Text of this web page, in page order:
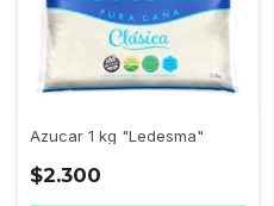
Azucar 1 kg "Ledesma"
$2.300